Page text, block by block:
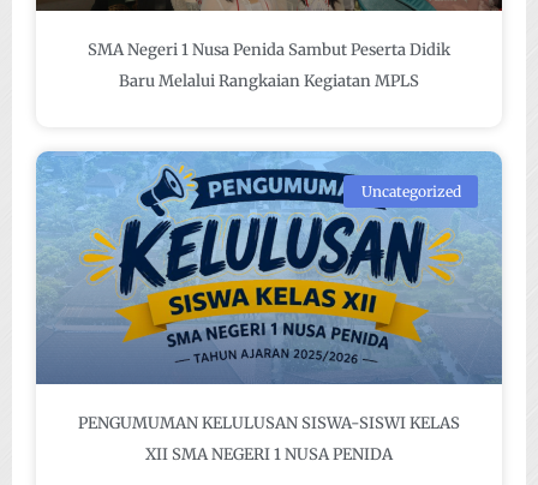
SMA Negeri 1 Nusa Penida Sambut Peserta Didik
Baru Melalui Rangkaian Kegiatan MPLS
Uncategorized
PENGUMUMAN KELULUSAN SISWA-SISWI KELAS
XII SMA NEGERI 1 NUSA PENIDA